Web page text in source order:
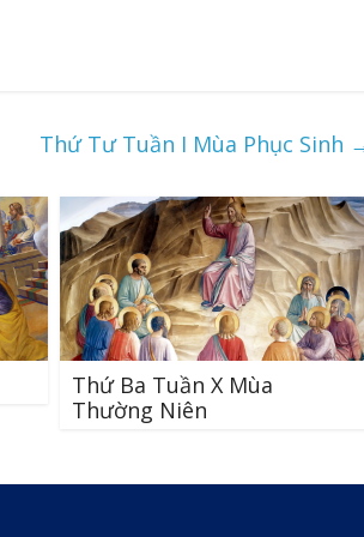
Thứ Tư Tuần I Mùa Phục Sinh
Thứ Ba Tuần X Mùa
Thường Niên